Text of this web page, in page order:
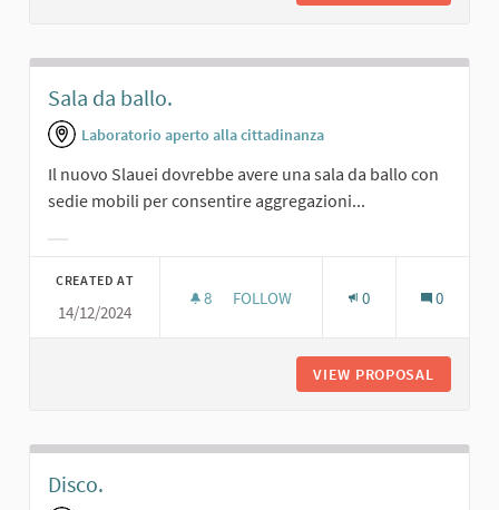
Sala da ballo.
Laboratorio aperto alla cittadinanza
Il nuovo Slauei dovrebbe avere una sala da ballo con
sedie mobili per consentire aggregazioni...
CREATED AT
14/12/2024
8 8 FOLLOWERS
FOLLOW 0 0
VIEW PROPOSAL
Disco.